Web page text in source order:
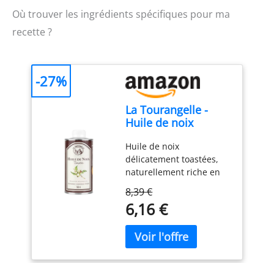
Où trouver les ingrédients spécifiques pour ma
recette ?
La Tourangelle -
Huile de noix
Omega 3 - 250ml
Huile de noix
délicatement toastées,
naturellement riche en
grande qualité obtenue
selon un savoir-faire
ancestral. Les noix sont
toastées à la main puis
pressées à l'aide d'une
8,39 €
6,16 €
-27%